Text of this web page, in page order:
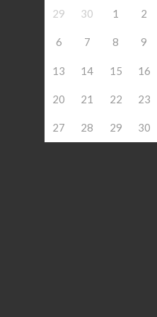
29 30 1 2
6 7 8 9
13 14 15 16
20 21 22 23
27 28 29 30